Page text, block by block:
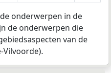
onderwerpen in de
de onderwerpen die
van de
Vilvoorde).